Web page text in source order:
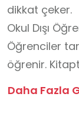
dikkat çeker.
Okul Dışı
Öğrenciler
öğrenir.
çıkar, kalıcı
Daha Fazla